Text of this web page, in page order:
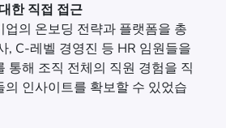
한 직접 접근
업의 온보딩 전략과 플랫폼을 총
, C-레벨 경영진 등 HR 임원들을
통해 조직 전체의 직원 경험을 직
의 인사이트를 확보할 수 있었습